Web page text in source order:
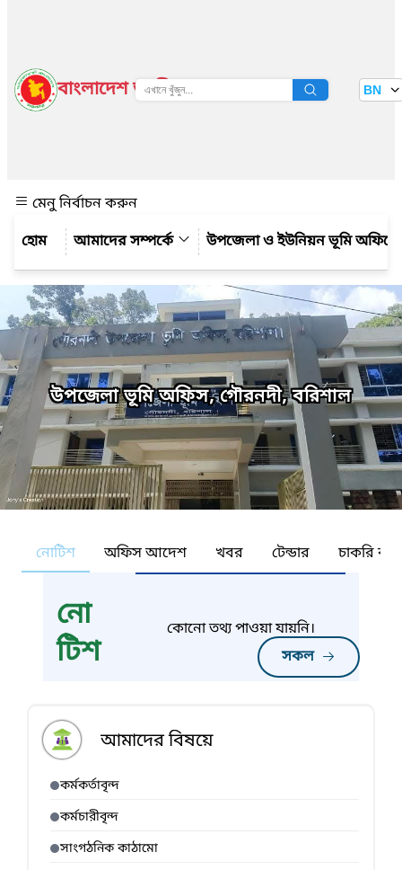
বাংলাদেশ জাতীয় তথ্য বাতায়ন BN
মেনু নির্বাচন করুন
আমাদের সম্পর্কে
উপজেলা ও ইউনিয়ন ভূমি অফিসের
উপজেলা ভূমি অফিস, গৌরনদী, বরিশাল
নোটিশ অফিস আদেশ খবর টেন্ডার চাকরি
নো
টিশ
সকল
কোনো তথ্য পাওয়া যায়নি।
আমাদের বিষয়ে
কর্মকর্তাবৃন্দ
কর্মচারীবৃন্দ
সাংগঠনিক কাঠামো